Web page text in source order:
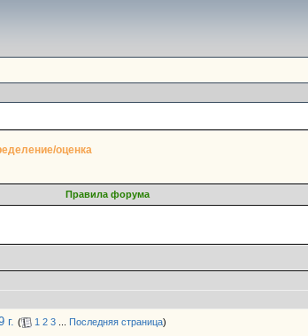
оценка
Правила форума
г. ( 1 2 3 Последняя страница)